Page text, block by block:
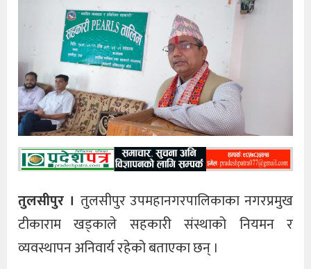
तुलसीपुर । तुलसीपुर उपमहानगरपालिकाका नगरप्रमुख
टीकाराम खड्काले सहकारी संस्थाको नियमन र
व्यवस्थापन अनिवार्य रहेको बताएका छन् ।